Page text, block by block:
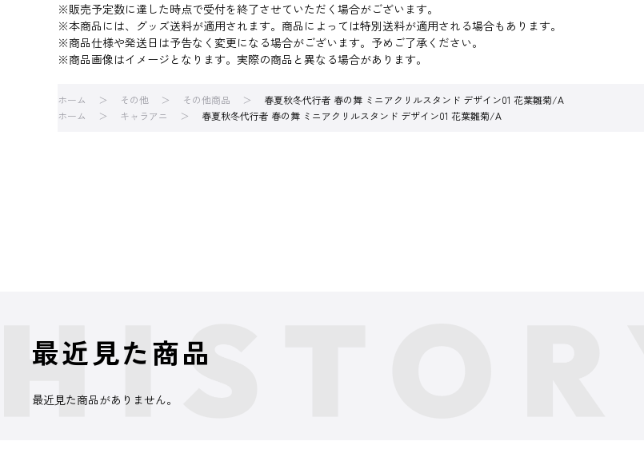
※販売予定数に達した時点で受付を終了させていただく場合がございます。
※本商品には、グッズ送料が適用されます。商品によっては特別送料が適用される場合もあります。
※商品仕様や発送日は予告なく変更になる場合がございます。予めご了承ください。
※商品画像はイメージとなります。実際の商品と異なる場合があります。
ホーム その他 その他商品
春夏秋冬代行者 春の舞 ミニアクリルスタンド デザイン01 花葉雛菊/A
ホーム
キャラアニ 春夏秋冬代行者 春の舞 ミニアクリルスタンド デザイン01 花葉雛菊/A
最近見た商品
最近見た商品がありません。